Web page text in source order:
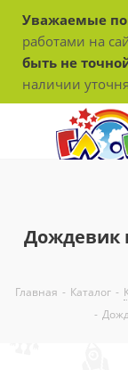
Уважаемые
работами на
быть не
наличии
Дождевик
Главная - Каталог -
-